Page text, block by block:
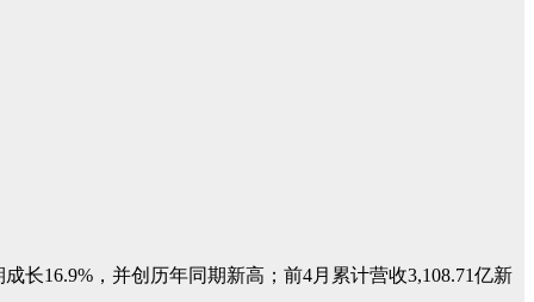
长16.9%，并创历年同期新高；前4月累计营收3,108.71亿新